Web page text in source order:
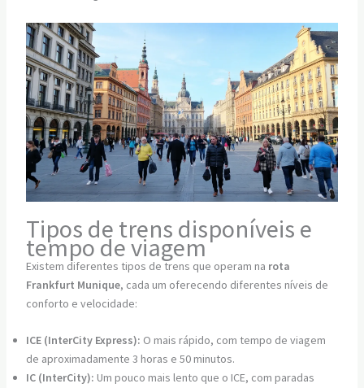
Tipos de trens disponíveis e
tempo de viagem
Existem diferentes tipos de trens que operam na rota
Frankfurt Munique, cada um oferecendo diferentes níveis de
conforto e velocidade:
ICE (InterCity Express): O mais rápido, com tempo de viagem
de aproximadamente 3 horas e 50 minutos.
IC (InterCity): Um pouco mais lento que o ICE, com paradas